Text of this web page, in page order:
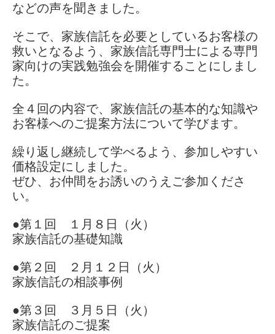
などの声を聞きました。
そこで、家族信託を必要としているお客様の
救いとなるよう、家族信託専門士による専門
家向けの実践勉強会を開催することにしまし
た。
全４回の内容で、家族信託の基本的な知識や
お客様へのご提案方法について学びます。
繰り返し継続して学べるよう、参加しやすい
価格設定にしました。
ぜひ、お仲間をお誘いのうえご参加くださ
い。
●第１回 １月８日（火）
家族信託の基礎知識
●第２回 ２月１２日（火）
家族信託の相談事例
●第３回 ３月５日（火）
家族信託のご提案